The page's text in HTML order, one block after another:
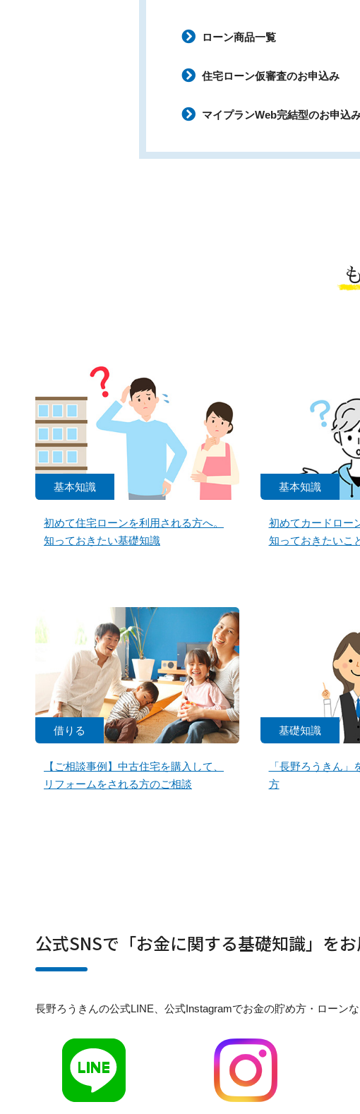
ローン商品一覧
住宅ローン仮審査のお申込み
マイプランWeb完結型のお申込
基本知識
初めて住宅ローンを利用される方へ。
知っておきたい基礎知識
基本知識
初めてカードロー
知っておきたいこ
借りる
【ご相談事例】中古住宅を購入して、
リフォームをされる方のご相談
基礎知識
「長野ろうきん」
方
公式SNSで「お金に関する基礎知識」をお
長野ろうきんの公式LINE、公式Instagramでお金の貯め方・ローン